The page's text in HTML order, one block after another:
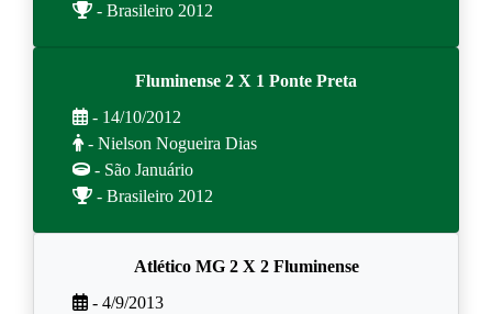
- Brasileiro 2012
Fluminense 2 X 1 Ponte Preta
- 14/10/2012
- Nielson Nogueira Dias
- São Januário
- Brasileiro 2012
Atlético MG 2 X 2 Fluminense
- 4/9/2013